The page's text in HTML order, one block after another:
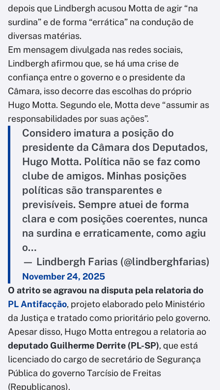
depois que Lindbergh acusou Motta de agir “na
surdina” e de forma “errática” na condução de
diversas matérias.
Em mensagem divulgada nas redes sociais,
Lindbergh afirmou que, se há uma crise de
confiança entre o governo e o presidente da
Câmara, isso decorre das escolhas do próprio
Hugo Motta. Segundo ele, Motta deve “assumir as
responsabilidades por suas ações”.
Considero imatura a posição do
presidente da Câmara dos Deputados,
Hugo Motta. Política não se faz como
clube de amigos. Minhas posições
políticas são transparentes e
previsíveis. Sempre atuei de forma
clara e com posições coerentes, nunca
na surdina e erraticamente, como agiu
o…
— Lindbergh Farias (@lindberghfarias)
November 24, 2025
O atrito se agravou na disputa pela relatoria do
PL Antifacção, projeto elaborado pelo Ministério
da Justiça e tratado como prioritário pelo governo.
Apesar disso, Hugo Motta entregou a relatoria ao
deputado Guilherme Derrite (PL-SP), que está
licenciado do cargo de secretário de Segurança
Pública do governo Tarcísio de Freitas
(Republicanos).